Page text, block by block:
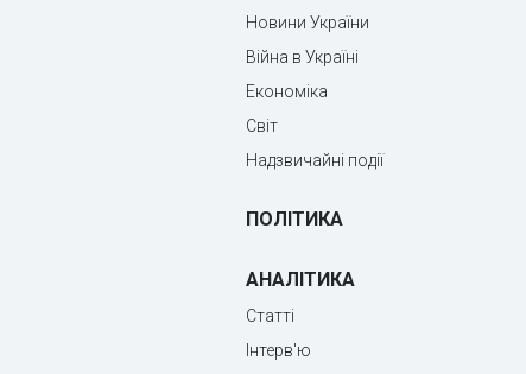
Новини України
Війна в Україні
Економіка
Світ
Надзвичайні події
ПОЛІТИКА
АНАЛІТИКА
Статті
Інтерв'ю